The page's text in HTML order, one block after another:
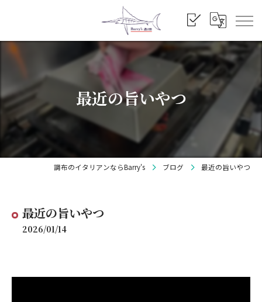
最近の旨いやつ
調布のイタリアンならBarry's ブログ 最近の旨いやつ
最近の旨いやつ
2026/01/14